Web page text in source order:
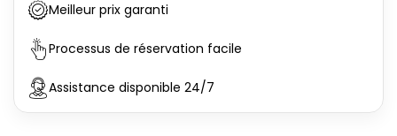
Meilleur prix garanti
Processus de réservation facile
Assistance disponible 24/7